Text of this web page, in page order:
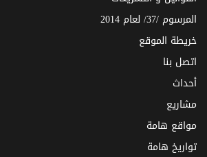
المرسوم /37/ لعام 2014
خريطة الموقع
اتصل بنا
أحداث
مشاريع
مواقع هامة
تواريخ هامة